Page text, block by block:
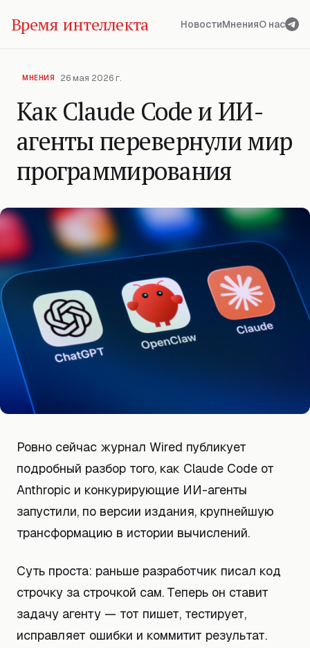
Время интеллекта НовостиМненияО нас
МНЕНИЯ 26 мая 2026 г.
Как Claude Code и ИИ-
агенты перевернули мир
программирования
Ровно сейчас журнал Wired публикует
подробный разбор того, как Claude Code от
Anthropic и конкурирующие ИИ-агенты
запустили, по версии издания, крупнейшую
трансформацию в истории вычислений.
Суть проста: раньше разработчик писал код
строчку за строчкой сам. Теперь он ставит
задачу агенту — тот пишет, тестирует,
исправляет ошибки и коммитит результат.